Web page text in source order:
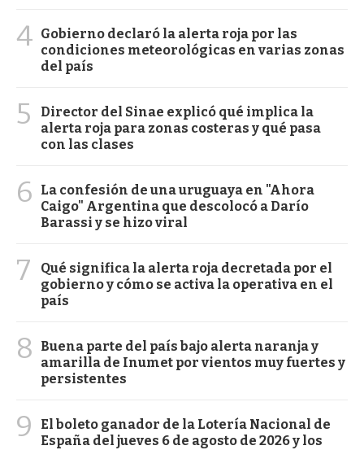
4 Gobierno declaró la alerta roja por las
condiciones meteorológicas en varias zonas
del país
5
Director del Sinae explicó qué implica la
alerta roja para zonas costeras y qué pasa
con las clases
6
La confesión de una uruguaya en "Ahora
Caigo" Argentina que descolocó a Darío
Barassi y se hizo viral
7
Qué significa la alerta roja decretada por el
gobierno y cómo se activa la operativa en el
país
8
Buena parte del país bajo alerta naranja y
amarilla de Inumet por vientos muy fuertes y
persistentes
9
El boleto ganador de la Lotería Nacional de
España del jueves 6 de agosto de 2026 y los